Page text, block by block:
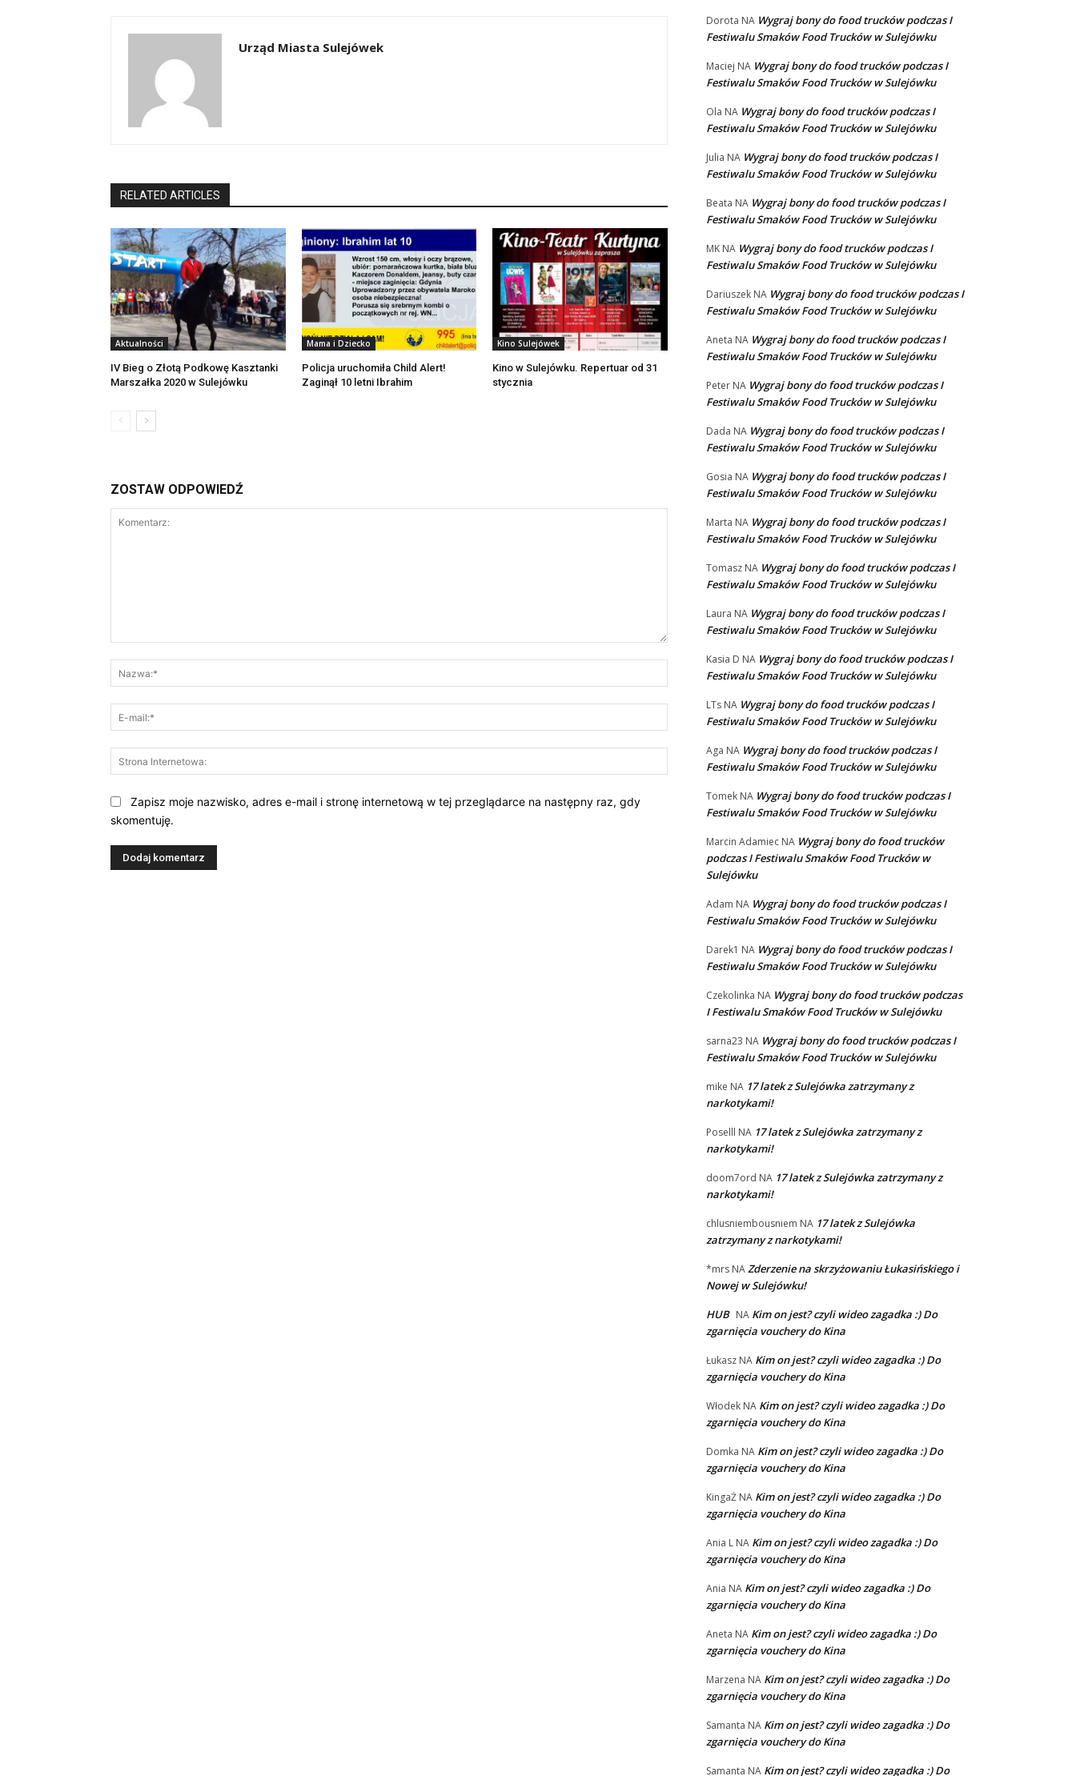
Urząd Miasta Sulejówek
RELATED ARTICLES
Aktualności
IV Bieg o Złotą Podkowę Kasztanki
Marszałka 2020 w Sulejówku
Mama i Dziecko
Policja uruchomiła Child Alert!
Zaginął 10 letni Ibrahim
Kino Sulejówek
Kino w Sulejówku. Repertuar od 31
stycznia
ZOSTAW ODPOWIEDŹ
mail:*
Internetowa:
Zapisz moje nazwisko, adres e-mail i stronę internetową w tej przeglądarce na następny raz, gdy
skomentuję.
Dorota NA Wygraj bony do food trucków podczas I
Festiwalu Smaków Food Trucków w Sulejówku
Maciej NA Wygraj bony do food trucków podczas I
Festiwalu Smaków Food Trucków w Sulejówku
Ola NA Wygraj bony do food trucków podczas I
Festiwalu Smaków Food Trucków w Sulejówku
Julia NA Wygraj bony do food trucków podczas I
Festiwalu Smaków Food Trucków w Sulejówku
Beata NA Wygraj bony do food trucków podczas I
Festiwalu Smaków Food Trucków w Sulejówku
MK NA Wygraj bony do food trucków podczas I
Festiwalu Smaków Food Trucków w Sulejówku
Dariuszek NA Wygraj bony do food trucków podczas I
Festiwalu Smaków Food Trucków w Sulejówku
Aneta NA Wygraj bony do food trucków podczas I
Festiwalu Smaków Food Trucków w Sulejówku
Peter NA Wygraj bony do food trucków podczas I
Festiwalu Smaków Food Trucków w Sulejówku
Dada NA Wygraj bony do food trucków podczas I
Festiwalu Smaków Food Trucków w Sulejówku
Gosia NA Wygraj bony do food trucków podczas I
Festiwalu Smaków Food Trucków w Sulejówku
Marta NA Wygraj bony do food trucków podczas I
Festiwalu Smaków Food Trucków w Sulejówku
Tomasz NA Wygraj bony do food trucków podczas I
Festiwalu Smaków Food Trucków w Sulejówku
Laura NA Wygraj bony do food trucków podczas I
Festiwalu Smaków Food Trucków w Sulejówku
Kasia D NA Wygraj bony do food trucków podczas I
Festiwalu Smaków Food Trucków w Sulejówku
LTs NA Wygraj bony do food trucków podczas I
Festiwalu Smaków Food Trucków w Sulejówku
Aga NA Wygraj bony do food trucków podczas I
Festiwalu Smaków Food Trucków w Sulejówku
Tomek NA Wygraj bony do food trucków podczas I
Festiwalu Smaków Food Trucków w Sulejówku
Marcin Adamiec NA Wygraj bony do food trucków
podczas I Festiwalu Smaków Food Trucków w
Sulejówku
Adam NA Wygraj bony do food trucków podczas I
Festiwalu Smaków Food Trucków w Sulejówku
Darek1 NA Wygraj bony do food trucków podczas I
Festiwalu Smaków Food Trucków w Sulejówku
Czekolinka NA Wygraj bony do food trucków podczas
I Festiwalu Smaków Food Trucków w Sulejówku
sarna23 NA Wygraj bony do food trucków podczas I
Festiwalu Smaków Food Trucków w Sulejówku
mike NA 17 latek z Sulejówka zatrzymany z
narkotykami!
Poselll NA 17 latek z Sulejówka zatrzymany z
narkotykami!
doom7ord NA 17 latek z Sulejówka zatrzymany z
narkotykami!
chlusniembousniem NA 17 latek z Sulejówka
zatrzymany z narkotykami!
*mrs NAZderzenie na skrzyżowaniu Łukasińskiego i
Nowej w Sulejówku!
HUB NA Kim on jest? czyli wideo zagadka :) Do
zgarnięcia vouchery do Kina
Łukasz NA Kim on jest? czyli wideo zagadka :) Do
zgarnięcia vouchery do Kina
Włodek NA Kim on jest? czyli wideo zagadka :) Do
zgarnięcia vouchery do Kina
Domka NA Kim on jest? czyli wideo zagadka :) Do
zgarnięcia vouchery do Kina
KingaŻ NA Kim on jest? czyli wideo zagadka :) Do
zgarnięcia vouchery do Kina
Ania L NA Kim on jest? czyli wideo zagadka :) Do
zgarnięcia vouchery do Kina
Ania NA Kim on jest? czyli wideo zagadka :) Do
zgarnięcia vouchery do Kina
Aneta NA Kim on jest? czyli wideo zagadka :) Do
zgarnięcia vouchery do Kina
Marzena NA Kim on jest? czyli wideo zagadka :) Do
zgarnięcia vouchery do Kina
Samanta NA Kim on jest? czyli wideo zagadka :) Do
zgarnięcia vouchery do Kina
Samanta NA Kim on jest? czyli wideo zagadka :) Do